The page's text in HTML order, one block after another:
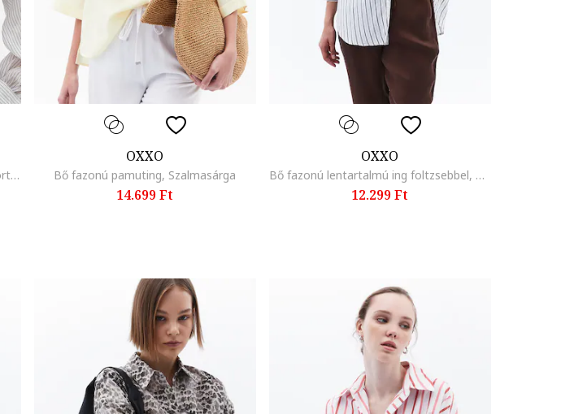
Enyhén áttetsző csíkos ing, Fekete/Törtfehér
OXXO
Bő fazonú pamuting, Szalmasárga
14.699 Ft
OXXO
Bő fazonú lentartalmú ing foltzsebbel, Fehér/Fekete/Világos tópbarna
12.299 Ft